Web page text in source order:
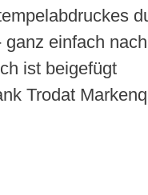
einfach
ist beigefügt
Trodat